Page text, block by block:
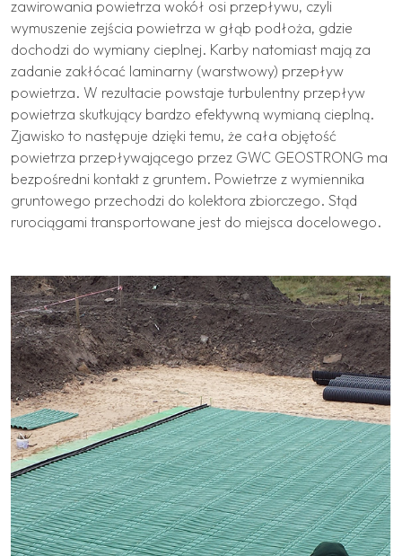
zawirowania powietrza wokół osi przepływu, czyli
wymuszenie zejścia powietrza w głąb podłoża, gdzie
dochodzi do wymiany cieplnej. Karby natomiast mają za
zadanie zakłócać laminarny (warstwowy) przepływ
powietrza. W rezultacie powstaje turbulentny przepływ
powietrza skutkujący bardzo efektywną wymianą cieplną.
Zjawisko to następuje dzięki temu, że cała objętość
powietrza przepływającego przez GWC GEOSTRONG ma
bezpośredni kontakt z gruntem. Powietrze z wymiennika
gruntowego przechodzi do kolektora zbiorczego. Stąd
rurociągami transportowane jest do miejsca docelowego.